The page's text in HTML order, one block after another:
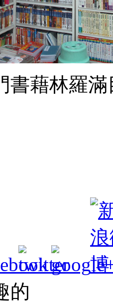
書藉林羅
的